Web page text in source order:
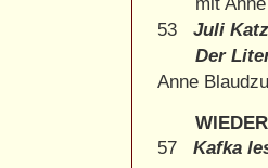
mit
53 Juli
Der
Anne
57 Kafka